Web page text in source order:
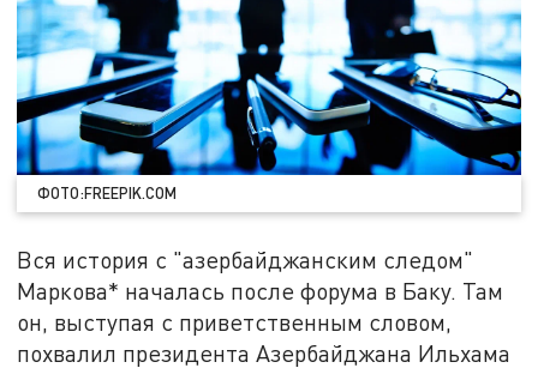
ФОТО:FREEPIK.COM
Вся история с "азербайджанским следом"
Маркова* началась после форума в Баку. Там
он, выступая с приветственным словом,
похвалил президента Азербайджана Ильхама